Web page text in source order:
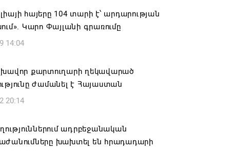
14:32
120 մլն եվրո ներդրում՝
զարգացման համար
13:49
դավաճանության օր․ ՌԴ և Նոր
հայոց թեմ
հայերը 104 տարի է՝ արդարության
Կարո Փայլանի գրառումը
14:04
քարտուղարի ղեկավարած
ժամանել է Հայաստան
20:14
ադրբեջանական
խախտել են հրադադարի